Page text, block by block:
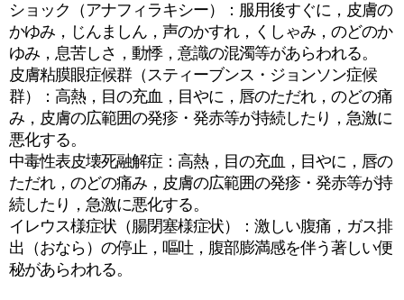
ショック（アナフィラキシー）：服用後すぐに，皮膚の
かゆみ，じんましん，声のかすれ，くしゃみ，のどのか
ゆみ，息苦しさ，動悸，意識の混濁等があらわれる。
皮膚粘膜眼症候群（スティーブンス・ジョンソン症候
群）：高熱，目の充血，目やに，唇のただれ，のどの痛
み，皮膚の広範囲の発疹・発赤等が持続したり，急激に
悪化する。
中毒性表皮壊死融解症：高熱，目の充血，目やに，唇の
ただれ，のどの痛み，皮膚の広範囲の発疹・発赤等が持
続したり，急激に悪化する。
イレウス様症状（腸閉塞様症状）：激しい腹痛，ガス排
出（おなら）の停止，嘔吐，腹部膨満感を伴う著しい便
秘があらわれる。